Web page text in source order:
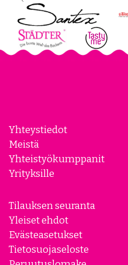
Yhteystiedot
Meistä
Yhteistyökumppanit
Yrityksille
Tilauksen seuranta
Yleiset ehdot
Evästeasetukset
Tietosuojaseloste